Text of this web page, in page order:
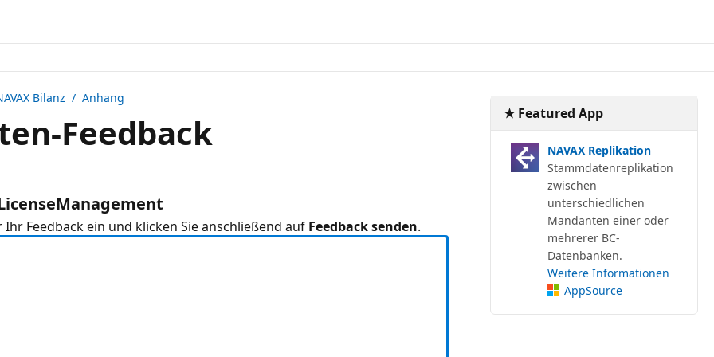
Bilanz / Anhang
Feedback
Ihr Feedback ein und klicken Sie anschließend auf Feedback senden.
★ Featured App
NAVAX Replikation
Stammdatenreplikation
zwischen
unterschiedlichen
Mandanten einer oder
mehrerer BC-
Datenbanken.
Weitere Informationen
AppSource